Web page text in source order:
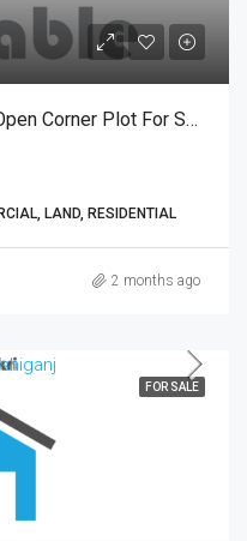
4 Katha (2,880 Sq Ft) 3-Side Open Corner Plot For Sale Near Khulna Bypass To Nirala Link Road | খুলনা বাইপাস থেকে নিরালা লিংক রোডে ৪ কাঠার অনন্য ৩-দিক খোলা রেডি প্লট বিক্রয়
LAND, RESIDENTIAL
2 months ago
FOR SALE